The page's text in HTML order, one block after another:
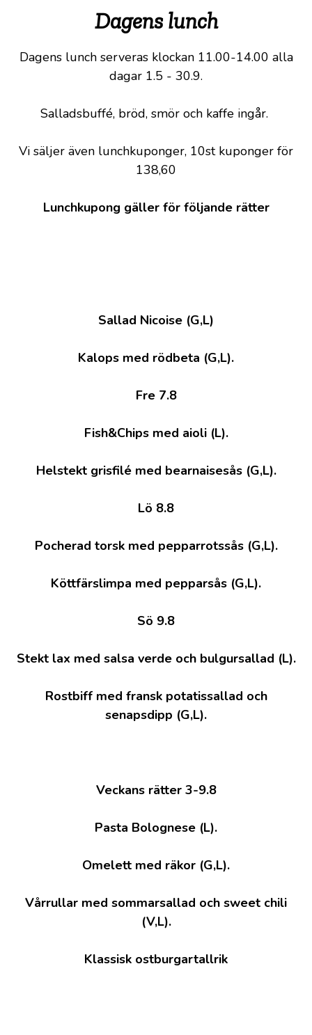
Dagens lunch
Dagens lunch serveras klockan 11.00-14.00 alla
dagar 1.5 - 30.9.
Salladsbuffé, bröd, smör och kaffe ingår.
Vi säljer även lunchkuponger, 10st kuponger för
138,60
Lunchkupong gäller för följande rätter
Sallad Nicoise (G,L)
Kalops med rödbeta (G,L).
Fre 7.8
Fish&Chips med aioli (L).
Helstekt grisfilé med bearnaisesås (G,L).
Lö 8.8
Pocherad torsk med pepparrotssås (G,L).
Köttfärslimpa med pepparsås (G,L).
Sö 9.8
Stekt lax med salsa verde och bulgursallad (L).
Rostbiff med fransk potatissallad och
senapsdipp (G,L).
Veckans rätter 3-9.8
Pasta Bolognese (L).
Omelett med räkor (G,L).
Vårrullar med sommarsallad och sweet chili
(V,L).
Klassisk ostburgartallrik